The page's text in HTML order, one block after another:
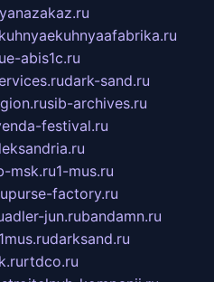
kuhnyaekuhnyaafabrika.ru
e-abis1c.ru
dark-sand.ru
sib-archives.ru
festival.ru
msk.ru1-mus.ru
purse-factory.ru
adler-jun.rubandamn.ru
1mus.rudarksand.ru
rtdco.ru